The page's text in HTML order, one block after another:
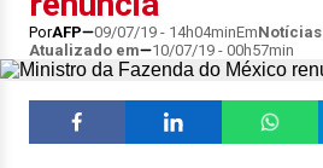
PorAFP 09/07/19 - 14h04minEmNotícias
Atualizado em
10/07/19 - 00h57min